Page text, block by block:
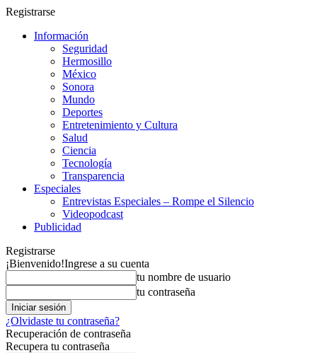
Registrarse
Información
Seguridad
Hermosillo
México
Sonora
Mundo
Deportes
Entretenimiento y Cultura
Salud
Ciencia
Tecnología
Transparencia
Especiales
Entrevistas Especiales – Rompe el Silencio
Videopodcast
Publicidad
Registrarse
¡Bienvenido!Ingrese a su cuenta
tu nombre de usuario
tu contraseña
¿Olvidaste tu contraseña?
Recuperación de contraseña
Recupera tu contraseña